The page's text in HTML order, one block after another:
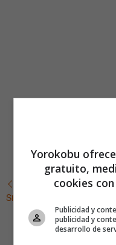
Navegación
Anterior artículo
Siguiente artículo
Yorokobu
gratuito,
cookies
Publicidad y
publicidad y
desarrollo de